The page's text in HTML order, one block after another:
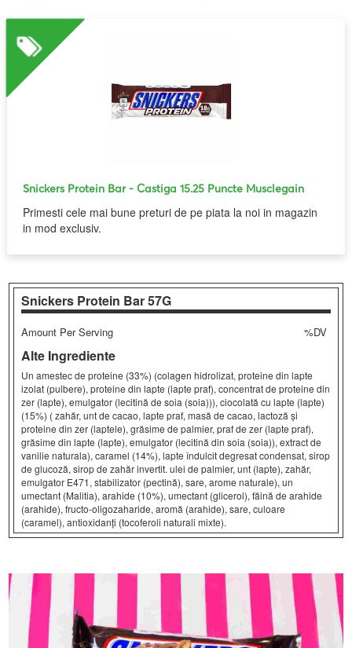
Snickers Protein Bar- Castiga 15.25 Puncte Musclegain
Primesti cele mai bune preturi de pe piata la noi in magazin
in mod exclusiv.
Snickers Protein Bar57G
Amount Per Serving %DV
Alte Ingrediente
Un amestec de proteine ​​(33%) (colagen hidrolizat, proteine ​​din lapte
izolat (pulbere), proteine ​​din lapte (lapte praf), concentrat de proteine ​​din
zer (lapte), emulgator (lecitină de soia (soia))), ciocolată cu lapte (lapte)
(15%) ( zahăr, unt de cacao, lapte praf, masă de cacao, lactoză și
proteine ​​din zer (laptele), grăsime de palmier, praf de zer (lapte praf),
grăsime din lapte (lapte), emulgator (lecitină din soia (soia)), extract de
vanilie naturala), caramel (14%), lapte îndulcit degresat condensat, sirop
de glucoză, sirop de zahăr invertit. ulei de palmier, unt (lapte), zahăr,
emulgator E471, stabilizator (pectină), sare, arome naturale), un
umectant (Malitia), arahide (10%), umectant (glicerol), făină de arahide
(arahide), fructo-oligozaharide, aromă (arahide), sare, culoare
(caramel), antioxidanți (tocoferoli naturali mixte).